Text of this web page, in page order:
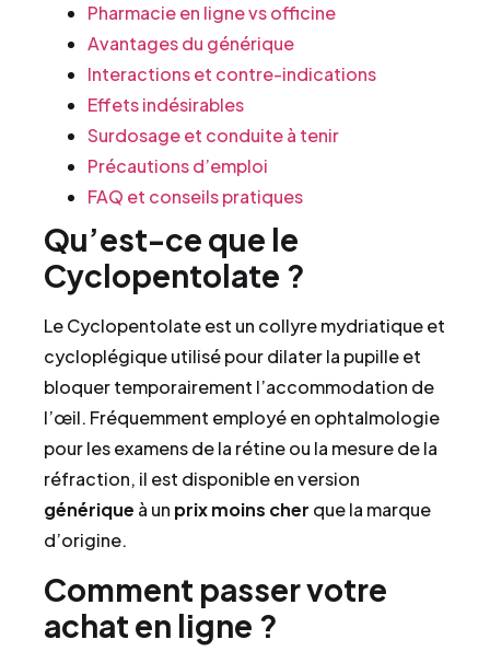
Pharmacie en ligne vs officine
Avantages du générique
Interactions et contre-indications
Effets indésirables
Surdosage et conduite à tenir
Précautions d’emploi
FAQ et conseils pratiques
Qu’est-ce que le
Cyclopentolate ?
Le Cyclopentolate est un collyre mydriatique et
cycloplégique utilisé pour dilater la pupille et
bloquer temporairement l’accommodation de
l’œil. Fréquemment employé en ophtalmologie
pour les examens de la rétine ou la mesure de la
réfraction, il est disponible en version
générique à un prixmoins cher que la marque
d’origine.
Comment passer votre
achat en ligne ?